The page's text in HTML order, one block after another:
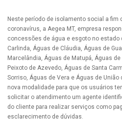
Neste período de isolamento social a fim
coronavírus, a Aegea MT, empresa
concessões de água e esgoto no estado
Carlinda, Águas de Cláudia, Águas de
Marcelândia, Águas de Matupá, Águas
Peixoto de Azevedo, Águas de Santa
Sorriso, Águas de Vera e Águas de
nova modalidade para que os usuários
solicitar o atendimento um agente
do cliente para realizar serviços como
esclarecimento de dúvidas.